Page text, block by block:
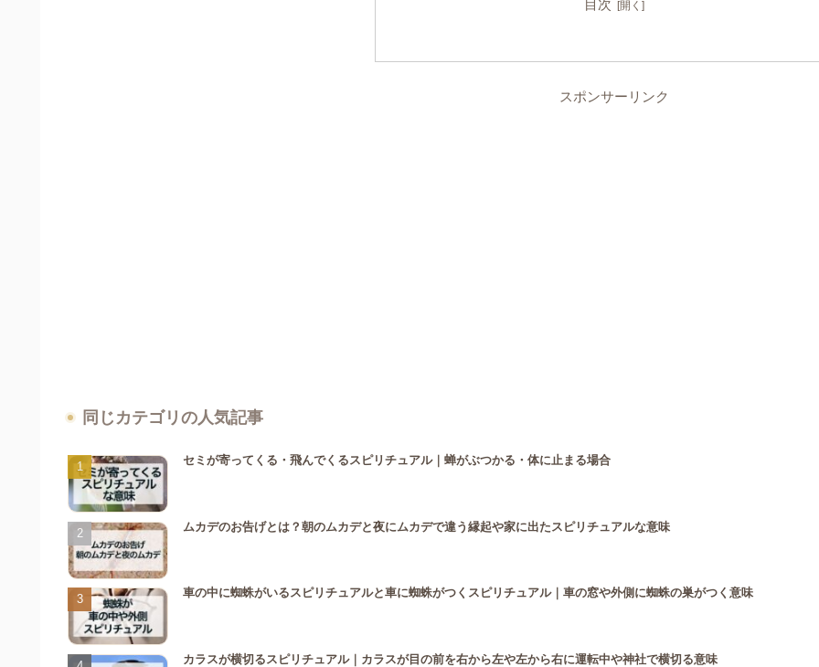
目次
スポンサーリンク
同じカテゴリの人気記事
セミが寄ってくる・飛んでくるスピリチュアル｜蝉がぶつかる・体に止まる場合
ムカデのお告げとは？朝のムカデと夜にムカデで違う縁起や家に出たスピリチュアルな意味
車の中に蜘蛛がいるスピリチュアルと車に蜘蛛がつくスピリチュアル｜車の窓や外側に蜘蛛の巣がつく意味
カラスが横切るスピリチュアル｜カラスが目の前を右から左や左から右に運転中や神社で横切る意味